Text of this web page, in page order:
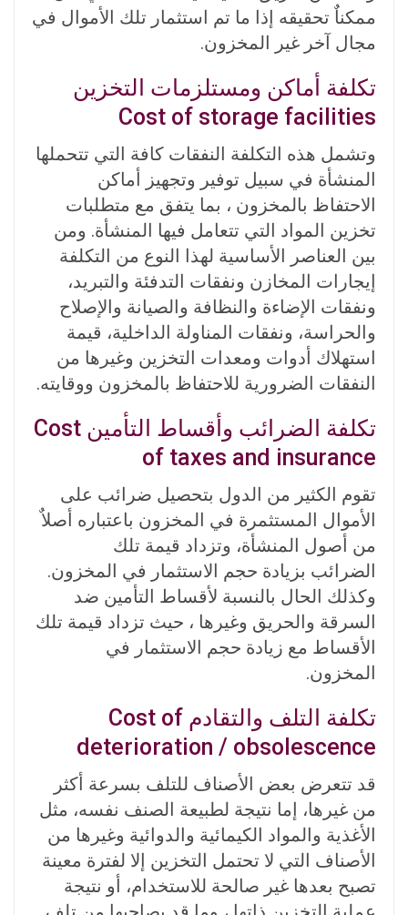
ممكناٌ تحقيقه إذا ما تم استثمار تلك الأموال في
مجال آخر غير المخزون.
تكلفة أماكن ومستلزمات التخزين
Cost of storage facilities
وتشمل هذه التكلفة النفقات كافة التي تتحملها
المنشأة في سبيل توفير وتجهيز أماكن
الاحتفاظ بالمخزون ، بما يتفق مع متطلبات
تخزين المواد التي تتعامل فيها المنشأة. ومن
بين العناصر الأساسية لهذا النوع من التكلفة
إيجارات المخازن ونفقات التدفئة والتبريد،
ونفقات الإضاءة والنظافة والصيانة والإصلاح
والحراسة، ونفقات المناولة الداخلية، قيمة
استهلاك أدوات ومعدات التخزين وغيرها من
النفقات الضرورية للاحتفاظ بالمخزون ووقايته.
تكلفة الضرائب وأقساط التأمين Cost
of taxes and insurance
تقوم الكثير من الدول بتحصيل ضرائب على
الأموال المستثمرة في المخزون باعتباره أصلاٌ
من أصول المنشأة، وتزداد قيمة تلك
الضرائب بزيادة حجم الاستثمار في المخزون.
وكذلك الحال بالنسبة لأقساط التأمين ضد
السرقة والحريق وغيرها ، حيث تزداد قيمة تلك
الأقساط مع زيادة حجم الاستثمار في
المخزون.
تكلفة التلف والتقادم Cost of
deterioration / obsolescence
قد تتعرض بعض الأصناف للتلف بسرعة أكثر
من غيرها، إما نتيجة لطبيعة الصنف نفسه، مثل
الأغذية والمواد الكيمائية والدوائية وغيرها من
الأصناف التي لا تحتمل التخزين إلا لفترة معينة
تصبح بعدها غير صالحة للاستخدام، أو نتيجة